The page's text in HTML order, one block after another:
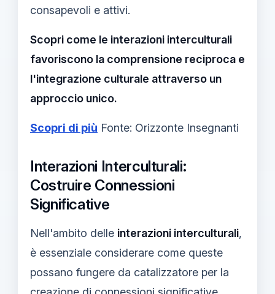
consapevoli e attivi.
Scopri come le interazioni interculturali
favoriscono la comprensione reciproca e
l'integrazione culturale attraverso un
approccio unico.
Scopri di più Fonte: Orizzonte Insegnanti
Interazioni Interculturali:
Costruire Connessioni
Significative
Nell'ambito delle interazioni interculturali,
è essenziale considerare come queste
possano fungere da catalizzatore per la